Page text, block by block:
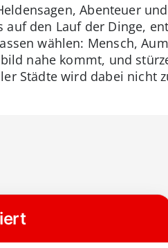
Abenteuer
den Lauf der Dinge,
wählen: Mensch,
nahe kommt, und
Städte wird dabei nicht